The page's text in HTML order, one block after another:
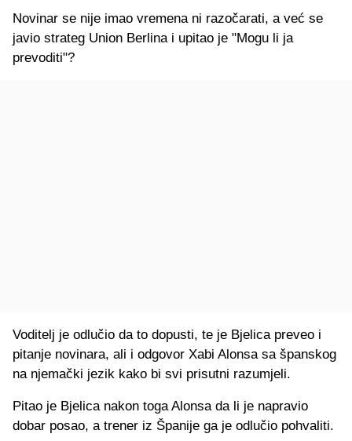
Novinar se nije imao vremena ni razočarati, a već se
javio strateg Union Berlina i upitao je "Mogu li ja
prevoditi"?
Voditelj je odlučio da to dopusti, te je Bjelica preveo i
pitanje novinara, ali i odgovor Xabi Alonsa sa španskog
na njemački jezik kako bi svi prisutni razumjeli.
Pitao je Bjelica nakon toga Alonsa da li je napravio
dobar posao, a trener iz Španije ga je odlučio pohvaliti.